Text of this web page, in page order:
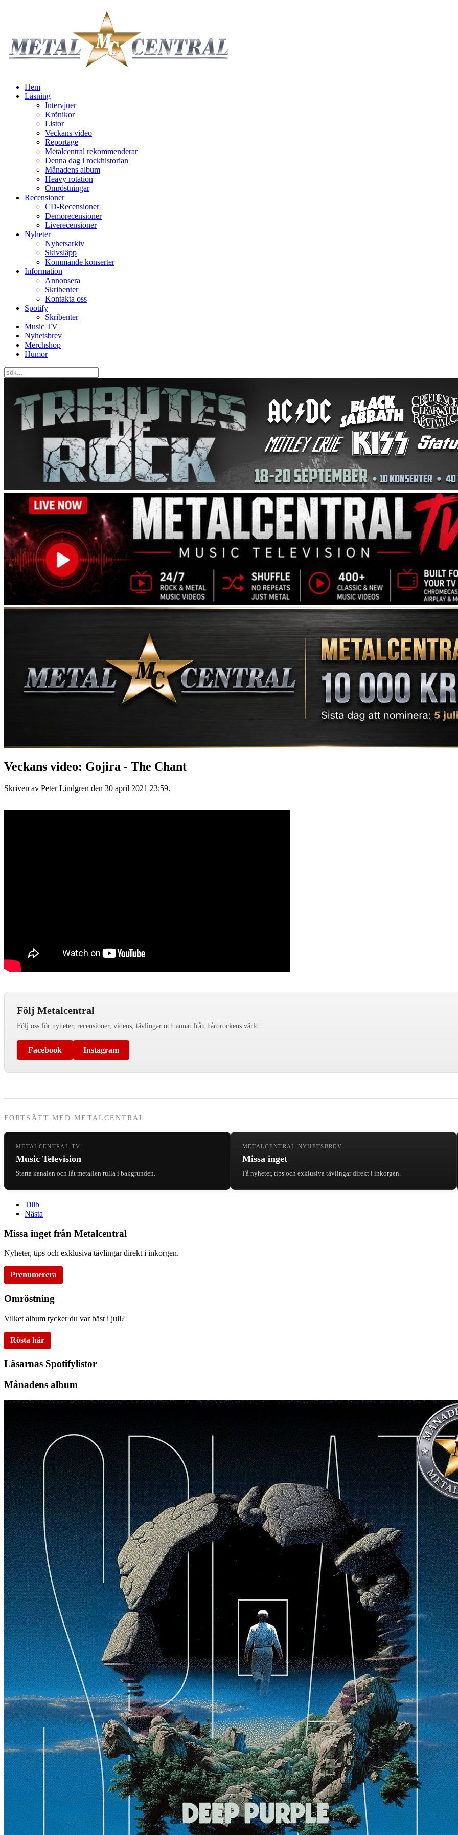
Hem
Läsning
Intervjuer
Krönikor
Listor
Veckans video
Reportage
Metalcentral rekommenderar
Denna dag i rockhistorian
Månadens album
Heavy rotation
Omröstningar
Recensioner
CD-Recensioner
Demorecensioner
Liverecensioner
Nyheter
Nyhetsarkiv
Skivsläpp
Kommande konserter
Information
Annonsera
Skribenter
Kontakta oss
Spotify
Skribenter
Music TV
Nyhetsbrev
Merchshop
Humor
Veckans video: Gojira - The Chant
Skriven av Peter Lindgren den 30 april 2021 23:59.
Följ Metalcentral
Följ oss för nyheter, recensioner, videos, tävlingar och annat från hårdrockens värld.
Facebook Instagram
FORTSÄTT MED METALCENTRAL
METALCENTRAL TV
Music Television
Starta kanalen och låt metallen rulla i bakgrunden.
METALCENTRAL NYHETSBREV
Missa inget
Få nyheter, tips och exklusiva tävlingar direkt i inkorgen.
Tillb
Nästa
Missa inget från Metalcentral
Nyheter, tips och exklusiva tävlingar direkt i inkorgen.
Prenumerera
Omröstning
Vilket album tycker du var bäst i juli?
Rösta här
Läsarnas Spotifylistor
Månadens album